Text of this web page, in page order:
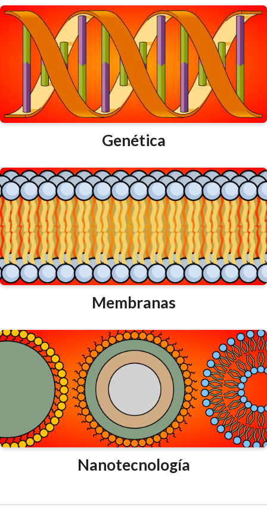
Genética
Membranas
Nanotecnología